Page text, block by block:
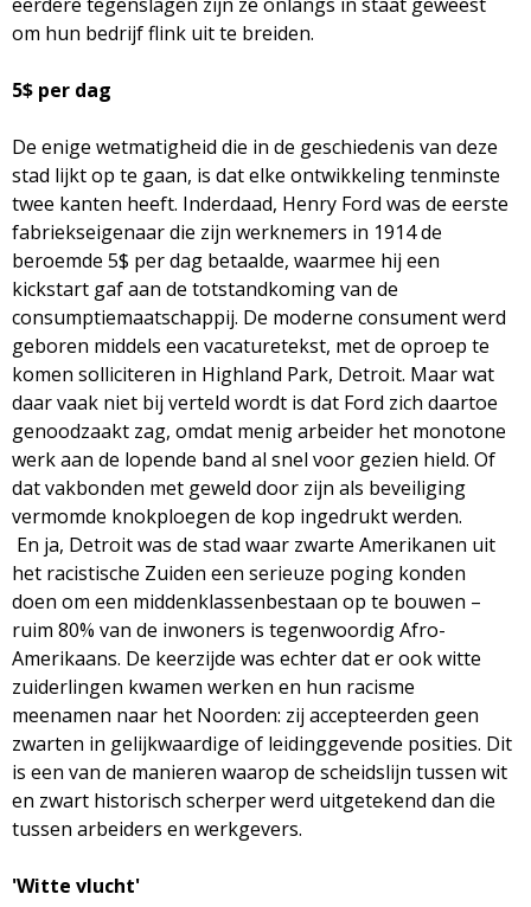
om hun bedrijf flink uit te breiden.
5$ per dag
De enige wetmatigheid die in de geschiedenis van deze
stad lijkt op te gaan, is dat elke ontwikkeling tenminste
twee kanten heeft. Inderdaad, Henry Ford was de eerste
fabriekseigenaar die zijn werknemers in 1914 de
beroemde 5$ per dag betaalde, waarmee hij een
kickstart gaf aan de totstandkoming van de
consumptiemaatschappij. De moderne consument werd
geboren middels een vacaturetekst, met de oproep te
komen solliciteren in Highland Park, Detroit. Maar wat
daar vaak niet bij verteld wordt is dat Ford zich daartoe
genoodzaakt zag, omdat menig arbeider het monotone
werk aan de lopende band al snel voor gezien hield. Of
dat vakbonden met geweld door zijn als beveiliging
vermomde knokploegen de kop ingedrukt werden.
En ja, Detroit was de stad waar zwarte Amerikanen uit
het racistische Zuiden een serieuze poging konden
doen om een middenklassenbestaan op te bouwen –
ruim 80% van de inwoners is tegenwoordig Afro-
Amerikaans. De keerzijde was echter dat er ook witte
zuiderlingen kwamen werken en hun racisme
meenamen naar het Noorden: zij accepteerden geen
zwarten in gelijkwaardige of leidinggevende posities. Dit
is een van de manieren waarop de scheidslijn tussen wit
en zwart historisch scherper werd uitgetekend dan die
tussen arbeiders en werkgevers.
'Witte vlucht'